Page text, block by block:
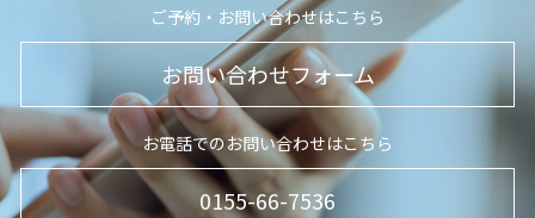
ご予約・お問い合わせはこちら
お問い合わせフォーム
お電話でのお問い合わせはこちら
0155-66-7536